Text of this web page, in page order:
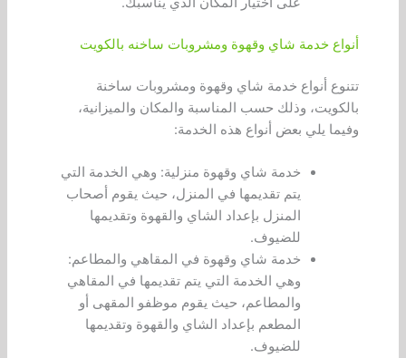
أنواع خدمة شاي وقهوة ومشروبات ساخنه بالكويت
تتنوع أنواع خدمة شاي وقهوة ومشروبات ساخنة
بالكويت، وذلك حسب المناسبة والمكان والميزانية،
وفيما يلي بعض أنواع هذه الخدمة:
خدمة شاي وقهوة منزلية: وهي الخدمة التي
يتم تقديمها في المنزل، حيث يقوم أصحاب
المنزل بإعداد الشاي والقهوة وتقديمها
للضيوف.
خدمة شاي وقهوة في المقاهي والمطاعم:
وهي الخدمة التي يتم تقديمها في المقاهي
والمطاعم، حيث يقوم موظفو المقهى أو
المطعم بإعداد الشاي والقهوة وتقديمها
للضيوف.